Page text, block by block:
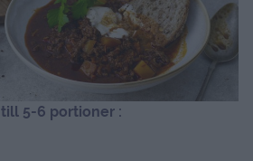
5-6 portioner :